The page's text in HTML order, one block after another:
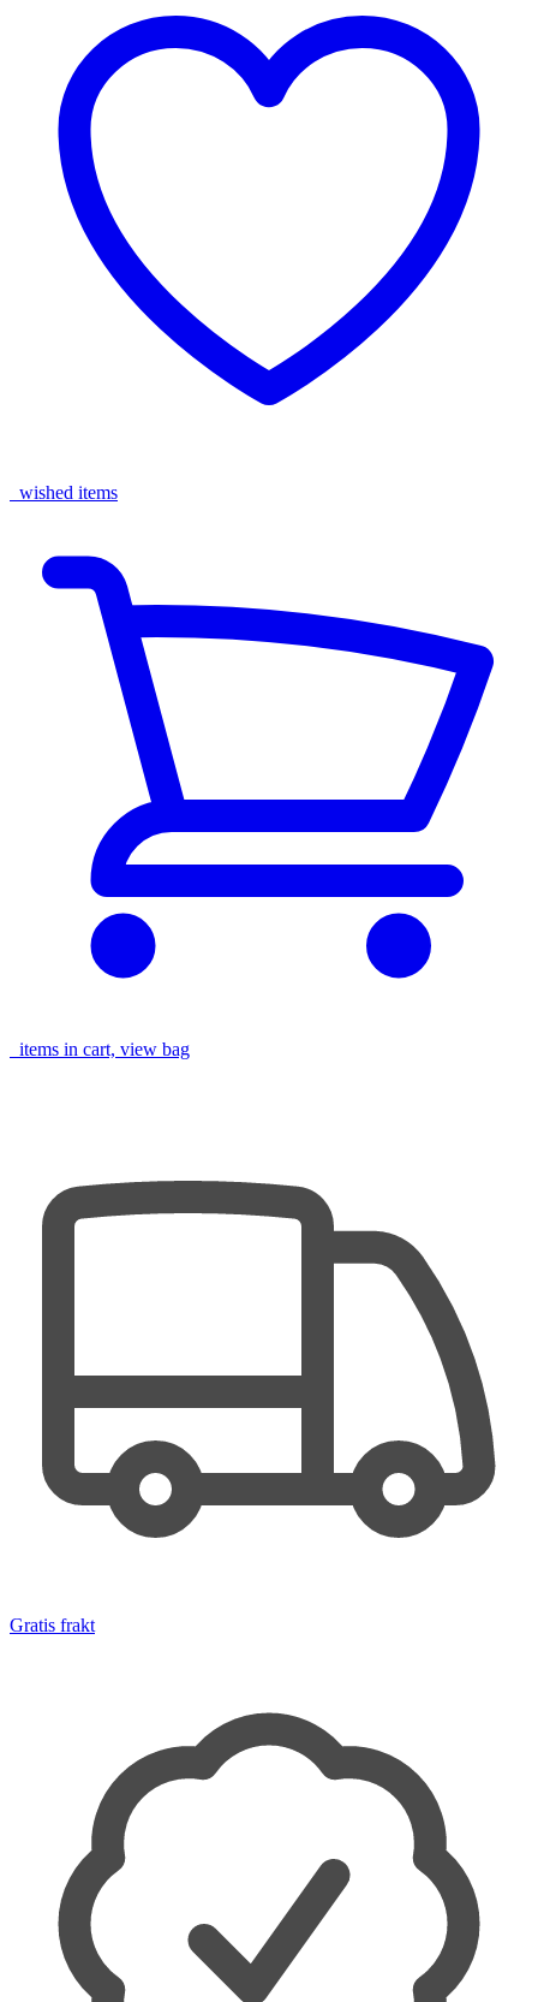
wished items
items in cart, view bag
Gratis frakt